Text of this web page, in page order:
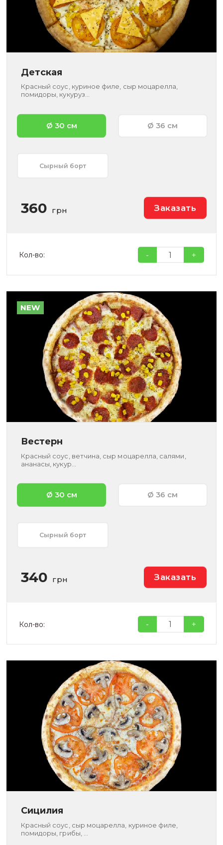
Детская
Красный соус, куриное филе, сыр моцарелла,
помидоры, кукуруз...
Ø 30 см Ø 36 см
Сырный борт
360 грн Заказать
Кол-во: - +
NEW
Вестерн
Красный соус, ветчина, сыр моцарелла, салями,
ананасы, кукур...
Ø 30 см Ø 36 см
Сырный борт
340 грн Заказать
Кол-во: - +
Сицилия
Красный соус, сыр моцарелла, куриное филе,
помидоры, грибы, ...